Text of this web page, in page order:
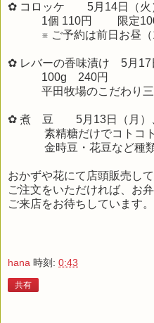
✿ コロッケ 5月14日（火
1個 110円 限定
※ ご予約は前日お昼（
✿ レバーの香味漬け 5月17
100g 240円
平田牧場のこだわり三
✿ 煮 豆 5月13日（月）、
素精糖だけでコトコト
金時豆・花豆など種類
おかずや花にて店頭販売し
ご注文をいただければ、お
ご来店をお待ちしています。
hana 時刻: 0:43
共有